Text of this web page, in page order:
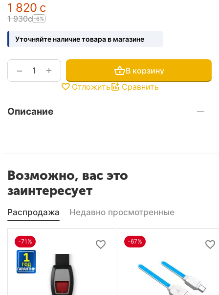
1 820 с
1 930с -6%
Уточняйте наличие товара в магазине
+
−
В корзину
Отложить
Сравнить
Описание
Возможно, вас это
заинтересует
Распродажа Недавно просмотренные
-71% -67%